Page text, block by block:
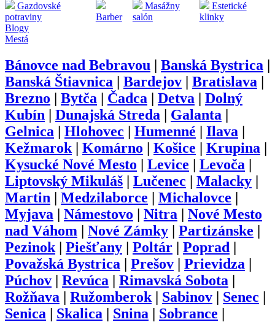
Gazdovské
potraviny
Barber
Masážny
salón
Estetické
klinky
Blogy
Mestá
Bánovce nad Bebravou Banská Bystrica
Banská Štiavnica
Bardejov Bratislava
Brezno
Bytča Čadca Detva
Dolný
Kubín
Dunajská Streda Galanta
Gelnica
Hlohovec Humenné Ilava
Kežmarok| Komárno Košice Krupina
Kysucké Nové Mesto
Levice Levoča
Liptovský Mikuláš
Lučenec Malacky
Martin
Medzilaborce Michalovce
Myjava
Námestovo Nitra
Nové Mesto
nad Váhom
Nové Zámky Partizánske
Pezinok| Piešťany Poltár Poprad
Považská Bystrica
Prešov Prievidza
Púchov
Revúca Rimavská Sobota
Rožňava
Ružomberok| Sabinov Senec
Senica
Skalica Snina Sobrance